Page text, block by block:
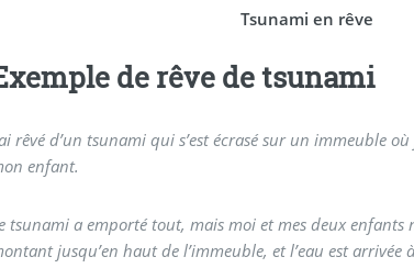
Tsunami en rêve
de rêve de tsunami
rêvé d’un tsunami qui s’est écrasé sur un immeuble
enfant.
tsunami a emporté tout, mais moi et mes deux enfants
jusqu’en haut de l’immeuble, et l’eau est arrivée